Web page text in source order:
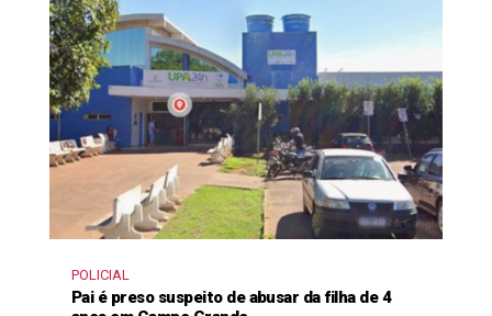
POLICIAL
Pai é preso suspeito de abusar da filha de 4